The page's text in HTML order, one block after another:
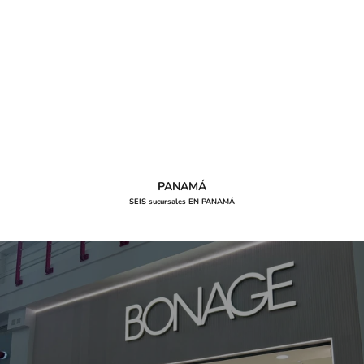
PANAMÁ
SEIS sucursales EN PANAMÁ